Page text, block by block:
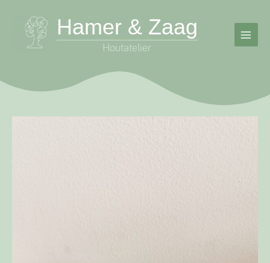
content
Hamer & Zaag